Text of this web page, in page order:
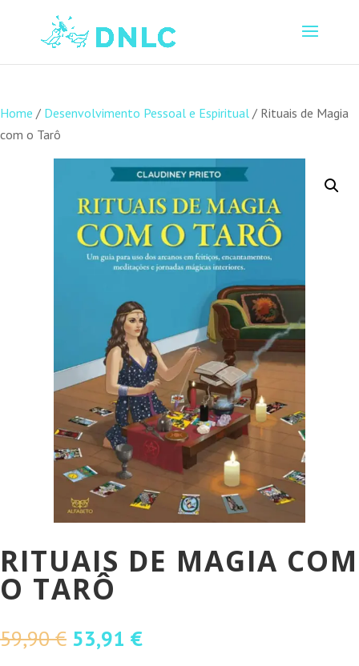
Home / Desenvolvimento Pessoal e Espiritual / Rituais de Magia
com o Tarô
RITUAIS DE MAGIA COM
O TARÔ
59,90€ O
53,91 €O